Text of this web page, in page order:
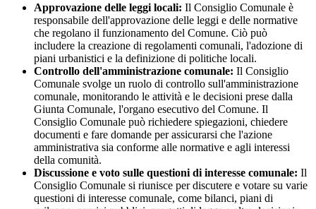
Approvazione delle leggi locali: Il Consiglio Comunale è
responsabile dell'approvazione delle leggi e delle normative
che regolano il funzionamento del Comune. Ciò può
includere la creazione di regolamenti comunali, l'adozione di
piani urbanistici e la definizione di politiche locali.
Controllo dell'amministrazione comunale: Il Consiglio
Comunale svolge un ruolo di controllo sull'amministrazione
comunale, monitorando le attività e le decisioni prese dalla
Giunta Comunale, l'organo esecutivo del Comune. Il
Consiglio Comunale può richiedere spiegazioni, chiedere
documenti e fare domande per assicurarsi che l'azione
amministrativa sia conforme alle normative e agli interessi
della comunità.
Discussione e voto sulle questioni di interesse comunale: Il
Consiglio Comunale si riunisce per discutere e votare su varie
questioni di interesse comunale, come bilanci, piani di